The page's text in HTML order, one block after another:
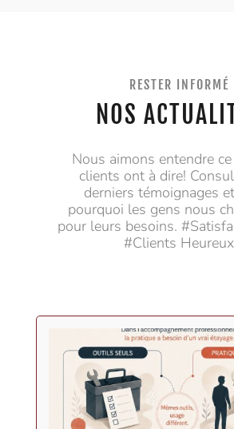
RESTER INFORMÉ
NOS
Nous aimons entendre
clients ont à dire!
derniers témoignages
pourquoi les gens nous
pour leurs besoins.
#Clients Heureux